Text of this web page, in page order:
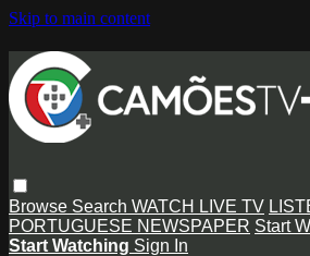
Skip to main content
Browse Search WATCH LIVE TV
PORTUGUESE NEWSPAPER Start
Start Watching Sign In